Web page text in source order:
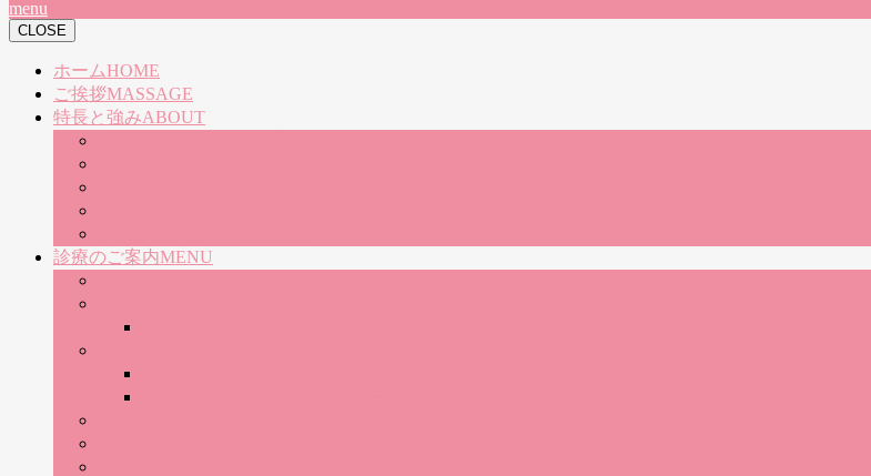
menu
CLOSE
ホームHOME
ご挨拶MASSAGE
特長と強みABOUT
診療のご案内MENU